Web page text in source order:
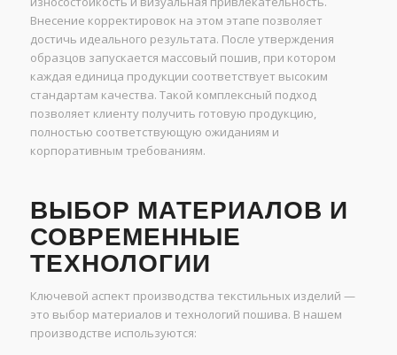
Внесение корректировок на этом этапе позволяет
достичь идеального результата. После утверждения
образцов запускается массовый пошив, при котором
каждая единица продукции соответствует высоким
стандартам качества. Такой комплексный подход
позволяет клиенту получить готовую продукцию,
полностью соответствующую ожиданиям и
корпоративным требованиям.
ВЫБОР МАТЕРИАЛОВ И
СОВРЕМЕННЫЕ
ТЕХНОЛОГИИ
Ключевой аспект производства текстильных изделий —
это выбор материалов и технологий пошива. В нашем
производстве используются: